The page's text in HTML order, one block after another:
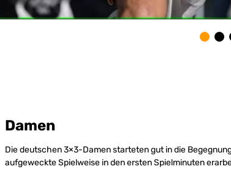
Damen
Die deutschen 3×3-Damen starteten gut in die
aufgeweckte Spielweise in den ersten Spielminuten